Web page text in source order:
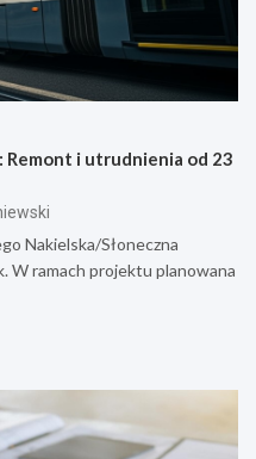
i utrudnienia od 23
Nakielska/Słoneczna
W ramach projektu planowana